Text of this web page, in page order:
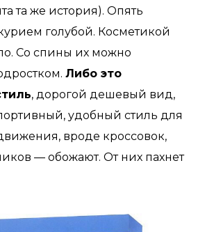
та же история). Опять
голубой. Косметикой
Со спины их можно
Либо это
, дорогой дешевый вид,
удобный стиль для
вроде кроссовок,
— обожают. От них пахнет